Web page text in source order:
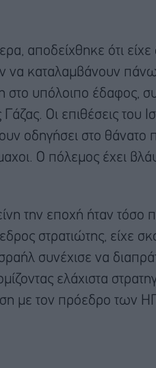
αποδείχθηκε ότι είχε
να καταλαμβάνουν
υπόλοιπο έδαφος,
Οι επιθέσεις του
οδηγήσει στο
Ο πόλεμος έχει
την εποχή ήταν τόσο
στρατιώτης, είχε
συνέχισε να
ελάχιστα
με τον πρόεδρο των